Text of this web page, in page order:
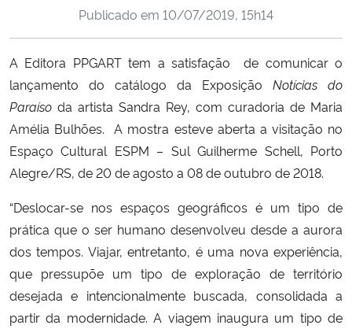
Ministério da Cidadania
Ministério de Minas e Energia
Ministério da Ciência, Tecnologia, Inovações e Comunicações
Ministério do Meio Ambiente
Ministério do Desenvolvimento Regional
Controladoria-Geral da União
Publicado em 10/07/2019, 15h14
A Editora PPGART tem a satisfação de comunicar o
lançamento do catálogo da Exposição Notícias do
Paraíso da artista Sandra Rey, com curadoria de Maria
Amélia Bulhões. A mostra esteve aberta a visitação no
Espaço Cultural ESPM – SulGuilherme Schell, Porto
Alegre/RS, de 20 de agosto a 08 de outubro de 2018.
“Deslocar-se nos espaços geográficos é um tipo de
prática que o ser humano desenvolveu desde a aurora
dos tempos. Viajar, entretanto, é uma nova experiência,
que pressupõe um tipo de exploração de território
desejada e intencionalmente buscada, consolidada a
partir da modernidade. A viagem inaugura um tipo de